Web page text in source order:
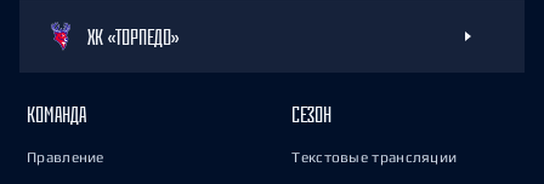
ХК «ТОРПЕДО»
КОМАНДА
Правление
СЕЗОН
Текстовые трансляции